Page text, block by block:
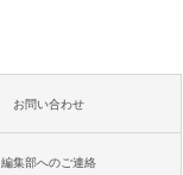
お問い合わせ
編集部へのご連絡